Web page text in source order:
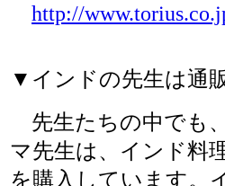
http://
▼インドの先生は通
先生たちの中でも
マ先生は、インド料
を購入しています。